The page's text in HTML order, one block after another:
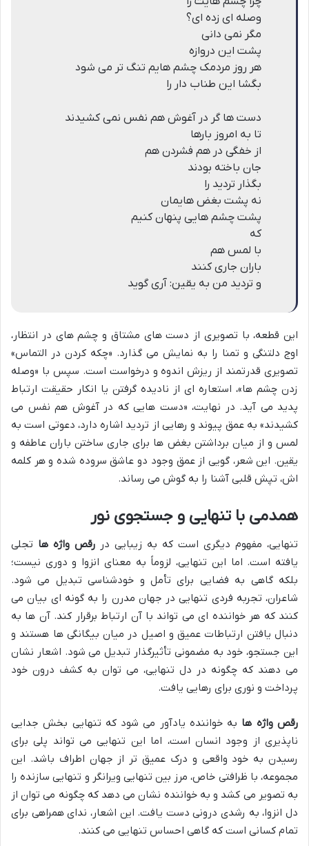
وصله ای زده ای؟
مگر نمی دانی
پشت این دروازه
هر روز مردمک چشم هایم تنگ تر می شود
بگشا این طناب دار را
دست ها گر در آغوش هم نفس نمی کشیدند
تا به امروز بارها
از خفگی در هم فشردن هم
جان باخته بودند
بگذار تردید را
نه پشت بغض هایمان
پشت چشم هایی پنهان کنیم
که
با لمس هم
باران جاری کنند
و تردید من به یقین: آری گوید
این قطعه، با تصویری از دست های مشتاق و چشم های در انتظار،
اوج دلتنگی و تمنا را به نمایش می گذارد. «چکه کردن در التماس»
تصویری قدرتمند از ریزش اندوه و درخواست است. سپس با «وصله
زدن چشم ها»، استعاره ای از نادیده گرفتن یا انکار حقیقت ارتباط
پدید می آید. در نهایت، «دست هایی که در آغوش هم نفس می
کشیدند» به عمق پیوند و رهایی از تردید اشاره دارد، دعوتی است به
لمس و از میان برداشتن بغض ها برای جاری ساختن باران عاطفه و
یقین. این شعر، گویی از عمق وجود دو عاشق سروده شده و هر کلمه
اش، تپش قلبی آشنا را به گوش می رساند.
همدمی با تنهایی و جستجوی نور
تنهایی، مفهوم دیگری است که به زیبایی در رقص واژه ها تجلی
یافته است. اما این تنهایی، لزوماً به معنای انزوا و دوری نیست؛
بلکه گاهی به فضایی برای تأمل و خودشناسی تبدیل می شود.
شاعران، تجربه فردی تنهایی در جهان مدرن را به گونه ای بیان می
کنند که هر خواننده ای می تواند با آن ارتباط برقرار کند. آن ها به
دنبال یافتن ارتباطات عمیق و اصیل در میان بیگانگی ها هستند و
این جستجو، خود به مضمونی تأثیرگذار تبدیل می شود. اشعار نشان
می دهند که چگونه در دل تنهایی، می توان به کشف درون خود
پرداخت و نوری برای رهایی یافت.
رقص واژه ها به خواننده یادآور می شود که تنهایی بخش جدایی
ناپذیری از وجود انسان است، اما این تنهایی می تواند پلی برای
رسیدن به خود واقعی و درک عمیق تر از جهان اطراف باشد. این
مجموعه، با ظرافتی خاص، مرز بین تنهایی ویرانگر و تنهایی سازنده را
به تصویر می کشد و به خواننده نشان می دهد که چگونه می توان از
دل انزوا، به رشدی درونی دست یافت. این اشعار، ندای همراهی برای
تمام کسانی است که گاهی احساس تنهایی می کنند.